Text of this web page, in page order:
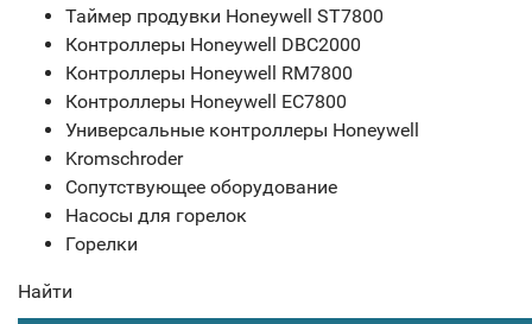
Таймер продувки Honeywell ST7800
Контроллеры Honeywell DBC2000
Контроллеры Honeywell RM7800
Контроллеры Honeywell EC7800
Универсальные контроллеры Honeywell
Kromschroder
Сопутствующее оборудование
Насосы для горелок
Горелки
Найти